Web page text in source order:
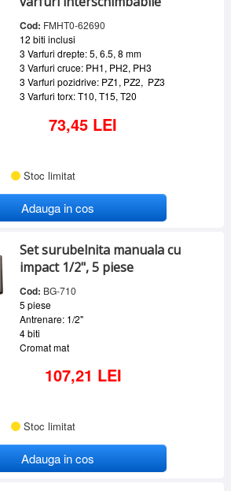
Cod: FMHT0-62690
12 biti inclusi
3 Varfuri drepte: 5, 6.5, 8 mm
3 Varfuri cruce: PH1, PH2, PH3
3 Varfuri pozidrive: PZ1, PZ2, PZ3
3 Varfuri torx: T10, T15, T20
73,45 LEI
Stoc limitat
Adauga in cos
Set surubelnita manuala cu
impact 1/2", 5 piese
Cod: BG-710
5 piese
Antrenare: 1/2"
4 biti
Cromat mat
107,21 LEI
Stoc limitat
Adauga in cos